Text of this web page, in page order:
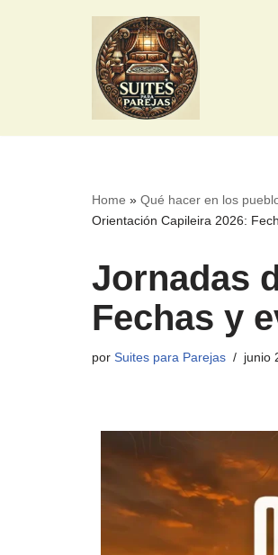
Home » Qué hacer en los
Orientación Capileira 2026:
Jornadas
Fechas y
por Suites para Parejas junio